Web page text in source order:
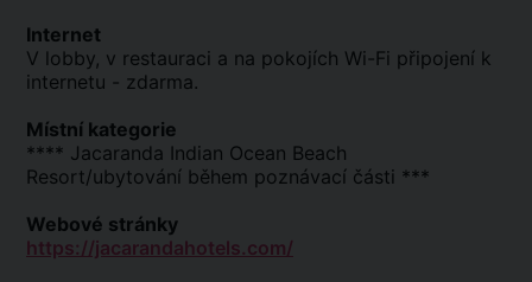
Internet
V lobby, v restauraci a na pokojích Wi-Fi připojení k
internetu - zdarma.
Místní kategorie
**** Jacaranda Indian Ocean Beach
Resort/ubytování během poznávací části ***
Webové stránky
https://jacarandahotels.com/